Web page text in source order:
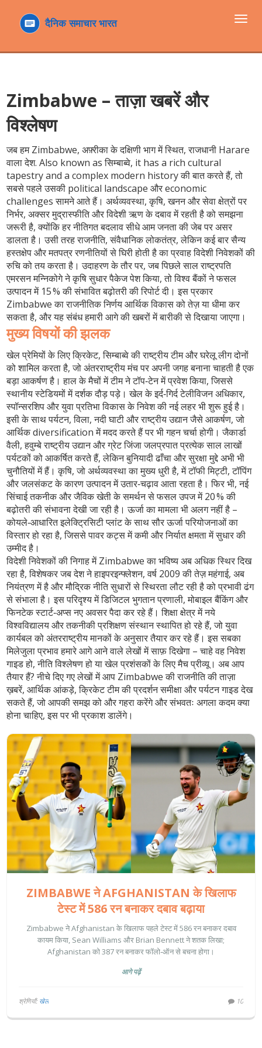
टॉगल
Zimbabwe – ताज़ा खबरें और
विश्लेषण
जब हमZimbabwe,अफ़्रीका के दक्षिणी भाग में स्थित, राजधानी Harare
वाला देश. Also known asसिम्बाब्वे, it has a rich cultural
tapestry and a complex modern historyकी बात करते हैं, तो
सबसे पहले उसकी political landscape औरeconomic
challengesसामने आते हैं।अर्थव्यवस्था,कृषि, खनन और सेवा क्षेत्रों पर
निर्भर, अक्सर मुद्रास्फीति और विदेशी ऋण के दबाव में रहती हैको समझना
जरूरी है, क्योंकि हर नीतिगत बदलाव सीधे आम जनता की जेब पर असर
डालता है। उसी तरहराजनीति,संवैधानिक लोकतंत्र, लेकिन कई बार सैन्य
हस्तक्षेप और मतपत्र रणनीतियों से घिरी होती हैका प्रवाह विदेशी निवेशकों की
रुचि को तय करता है। उदाहरण के तौर पर, जब पिछले साल राष्ट्रपति
एमरसन मन्निकोगे ने कृषि सुधार पैकेज पेश किया, तो विश्व बैंकों ने फसल
उत्पादन में 15 % की संभावित बढ़ोतरी की रिपोर्ट दी। इस प्रकार
Zimbabwe का राजनीतिक निर्णय आर्थिक विकास को तेज़ या धीमा कर
सकता है, और यह संबंध हमारी आगे की खबरों में बारीकी से दिखाया जाएगा।
मुख्य विषयों की झलक
खेल प्रेमियों के लिएक्रिकेट,सिम्बाब्वे की राष्ट्रीय टीम और घरेलू लीग दोनों
को शामिल करता है, जो अंतरराष्ट्रीय मंच पर अपनी जगह बनाना चाहती हैएक
बड़ा आकर्षण है। हाल के मैचों में टीम ने टॉप‑टेन में प्रवेश किया, जिससे
स्थानीय स्टेडियमों में दर्शक दौड़ पड़े। खेल के इर्द‑गिर्द टेलीविजन अधिकार,
स्पॉन्सरशिप और युवा प्रतिभा विकास के निवेश की नई लहर भी शुरू हुई है।
इसी के साथपर्यटन,विला, नदी घाटी और राष्ट्रीय उद्यान जैसे आकर्षण, जो
आर्थिक diversification में मदद करते हैंपर भी गहन चर्चा होगी। जैकार्डा
वैली, हवुम्बे राष्ट्रीय उद्यान और ग्रेट जिंजा जलप्रपात प्रत्येक साल लाखों
पर्यटकों को आकर्षित करते हैं, लेकिन बुनियादी ढाँचा और सुरक्षा मुद्दे अभी भी
चुनौतियों में हैं। कृषि, जो अर्थव्यवस्था का मुख्य धुरी है, में टॉफी मिट्टी, टॉपिंग
और जलसंकट के कारण उत्पादन में उतार‑चढ़ाव आता रहता है। फिर भी, नई
सिंचाई तकनीक और जैविक खेती के समर्थन से फसल उपज में 20 % की
बढ़ोतरी की संभावना देखी जा रही है। ऊर्जा का मामला भी अलग नहीं है –
कोयले‑आधारित इलेक्ट्रिसिटी प्लांट के साथ सौर ऊर्जा परियोजनाओं का
विस्तार हो रहा है, जिससे पावर कट्स में कमी और निर्यात क्षमता में सुधार की
उम्मीद है।
विदेशी निवेशकों की निगाह में Zimbabwe का भविष्य अब अधिक स्थिर दिख
रहा है, विशेषकर जब देश नेहाइपरइन्फ्लेशन,वर्ष 2009 की तेज़ महंगाई, अब
नियंत्रण में है और मौद्रिक नीति सुधारों से स्थिरता लौट रही हैको प्रभावी ढंग
से संभाला है। इस परिदृश्य में डिजिटल भुगतान प्रणाली, मोबाइल बैंकिंग और
फिनटेक स्टार्ट‑अप्स नए अवसर पैदा कर रहे हैं। शिक्षा क्षेत्र में नये
विश्वविद्यालय और तकनीकी प्रशिक्षण संस्थान स्थापित हो रहे हैं, जो युवा
कार्यबल को अंतरराष्ट्रीय मानकों के अनुसार तैयार कर रहे हैं। इस सबका
मिलेजुला प्रभाव हमारे आगे आने वाले लेखों में साफ़ दिखेगा – चाहे वह निवेश
गाइड हो, नीति विश्लेषण हो या खेल प्रशंसकों के लिए मैच प्रीव्यू। अब आप
तैयार हैं? नीचे दिए गए लेखों में आप Zimbabwe की राजनीति की ताज़ा
ख़बरें, आर्थिक आंकड़े, क्रिकेट टीम की प्रदर्शन समीक्षा और पर्यटन गाइड देख
सकते हैं, जो आपकी समझ को और गहरा करेंगे और संभवतः अगला कदम क्या
होना चाहिए, इस पर भी प्रकाश डालेंगे।
ZIMBABWE ने AFGHANISTAN के खिलाफ
टेस्ट में 586 रन बनाकर दबाव बढ़ाया
Zimbabwe ने Afghanistan के खिलाफ पहले टेस्ट में 586 रन बनाकर दबाव
कायम किया, Sean Williams और Brian Bennett ने शतक लिखा;
Afghanistan को 387 रन बनाकर फॉलो‑ऑन से बचना होगा।
आगे पढ़ें
श्रेणियाँ: खेल 10